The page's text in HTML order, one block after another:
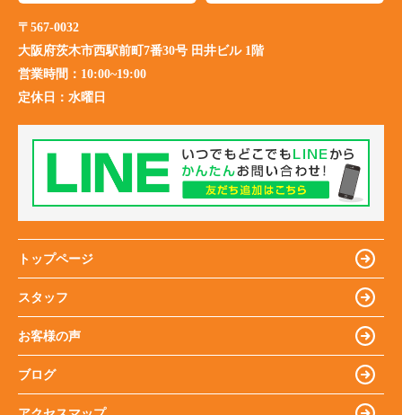
〒567-0032
大阪府茨木市西駅前町7番30号 田井ビル 1階
営業時間： 10:00~19:00
定休日： 水曜日
トップページ
スタッフ
お客様の声
ブログ